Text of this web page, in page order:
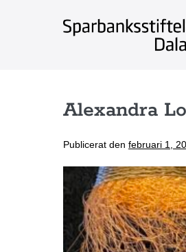
Alexandra
Publicerat den februari 1,